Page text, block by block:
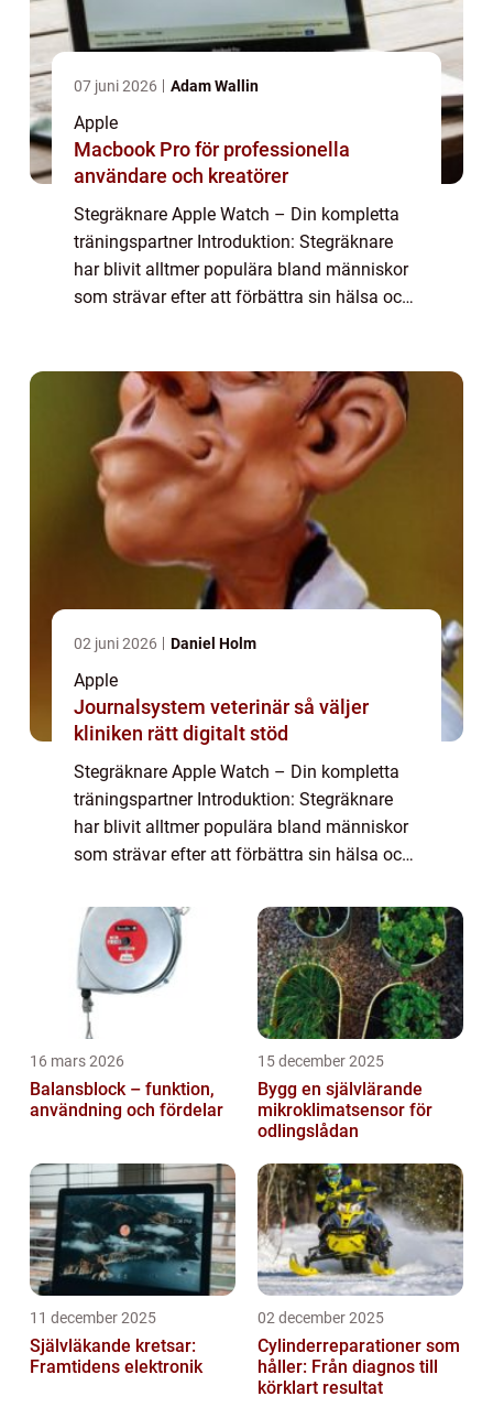
07 juni 2026 Adam Wallin
Apple
Macbook Pro för professionella
användare och kreatörer
Stegräknare Apple Watch – Din kompletta
träningspartner Introduktion: Stegräknare
har blivit alltmer populära bland människor
som strävar efter att förbättra sin hälsa och
02 juni 2026 Daniel Holm
Apple
Journalsystem veterinär så väljer
kliniken rätt digitalt stöd
Stegräknare Apple Watch – Din kompletta
träningspartner Introduktion: Stegräknare
har blivit alltmer populära bland människor
som strävar efter att förbättra sin hälsa och
stegräknarfunktion, är en av...
16 mars 2026
Balansblock – funktion,
användning och fördelar
15 december 2025
Bygg en självlärande
mikroklimatsensor för
odlingslådan
11 december 2025
Självläkande kretsar:
Framtidens elektronik
02 december 2025
Cylinderreparationer som
håller: Från diagnos till
körklart resultat